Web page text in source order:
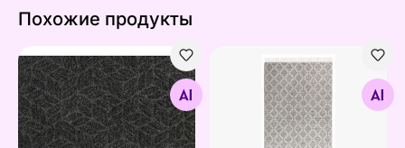
Похожие продукты
Дверной коврик Dune Leaves dark grey
Найдите похожие
Ковер Tom Tailor
Найдите похожие